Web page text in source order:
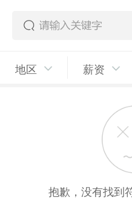
地区 薪资
抱歉，没有找到